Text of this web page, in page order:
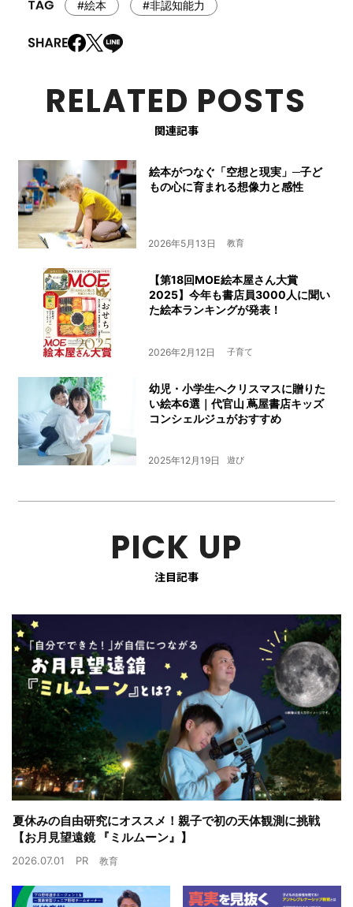
#絵本 #非認知能力
RELATED POSTS
関連記事
絵本がつなぐ「空想と現実」─子ど
もの心に育まれる想像力と感性
2026年5月13日 教育
【第18回MOE絵本屋さん⼤賞
2025】今年も書店員3000人に聞い
た絵本ランキングが発表！
2026年2月12日 子育て
幼児・小学生へクリスマスに贈りた
い絵本6選｜代官山 蔦屋書店キッズ
コンシェルジュがおすすめ
2025年12月19日 遊び
PICK UP
注目記事
夏休みの自由研究にオススメ！親子で初の天体観測に挑戦
【お月見望遠鏡 『ミルムーン』】
2026.07.01 PR 教育